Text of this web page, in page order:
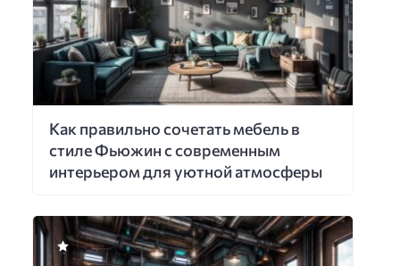
Как правильно сочетать мебель в
стиле Фьюжин с современным
интерьером для уютной атмосферы